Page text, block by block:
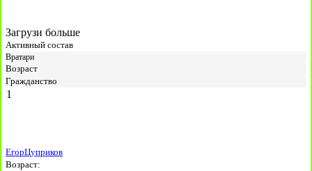
Загрузи больше
Активный состав
Вратари
Возраст
Гражданство
1
ЕгорЦуприков
Возраст: